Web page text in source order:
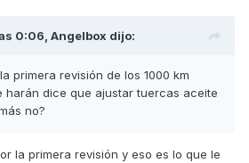
0:06, Angelbox dijo:
primera revisión de los 1000 km
harán dice que ajustar tuercas aceite
no?
la primera revisión y eso es lo que le